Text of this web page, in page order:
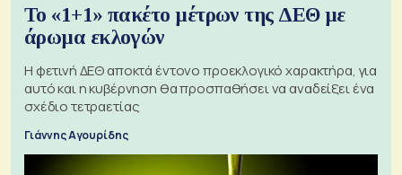
Το «1+1» πακέτο μέτρων της ΔΕΘ με
άρωμα εκλογών
Η φετινή ΔΕΘ αποκτά έντονο προεκλογικό χαρακτήρα, για
αυτό και η κυβέρνηση θα προσπαθήσει να αναδείξει ένα
σχέδιο τετραετίας
Γιάννης Αγουρίδης